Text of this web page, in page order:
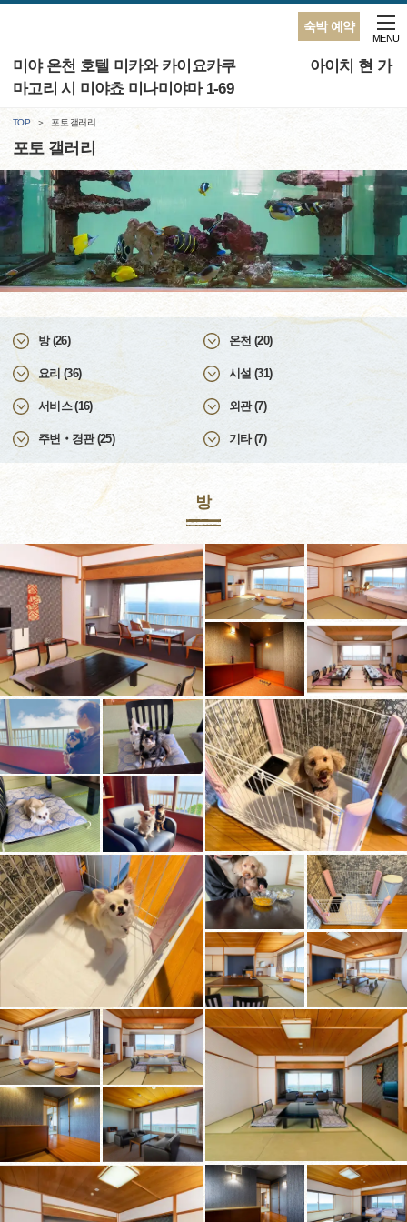
숙박 예약
미야 온천 호텔 미카와 카이요카쿠 아이치 현 가
마고리 시 미야쵸 미나미야마 1-69
MENU
TOP 포토 갤러리
포토 갤러리
방 (26) 온천 (20)
요리 (36) 시설 (31)
서비스 (16) 외관 (7)
주변‧경관 (25) 기타 (7)
방